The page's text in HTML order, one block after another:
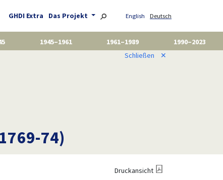
GHDI Extra Das Projekt English Deutsch
1945–1961 1961–1989
1990–2023
Schließen ✕
74)
Druckansicht